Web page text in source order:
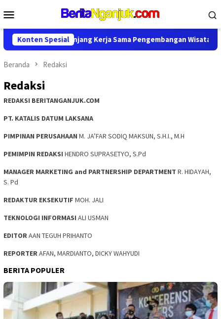
ke
Mobile
Konten Spesial
Perpanjang Kerja Sama Pengembangan Wisata di
Beranda Redaksi
Redaksi
REDAKSI BERITANGANJUK.COM
PT. KATALIS DATUM LAKSANA
PIMPINAN PERUSAHAAN M. JA’FAR SODIQ MAKSUN, S.H.I., M.H
PEMIMPIN REDAKSI HENDRO SUPRASETYO, S.Pd
MANAGER MARKETING and PARTNERSHIP DEPARTMENT R. HIDAYAH,
S. Pd
REDAKTUR EKSEKUTIF MOH. JALI
TEKNOLOGI INFORMASI ALI USMAN
EDITORAAN TEGUH PRIHANTO
REPORTERAFAN, MARDIANTO, DICKY WAHYUDI
BERITA POPULER